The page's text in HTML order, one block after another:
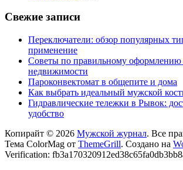
Свежие записи
Переключатели: обзор популярных
применение
Советы по правильному
недвижимости
Пароконвектомат в общепите и дома
Как выбрать идеальный мужской
Гидравлические тележки в Рывок:
удобство
Копирайт © 2026 Мужской журнал. Все
Тема ColorMag от ThemeGrill. Создано на
Verification: